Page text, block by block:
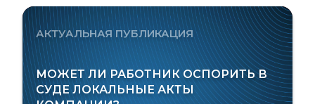
АКТУАЛЬНАЯ ПУБЛИКАЦИЯ
МОЖЕТ ЛИ РАБОТНИК ОСПОРИТЬ В
СУДЕ ЛОКАЛЬНЫЕ АКТЫ